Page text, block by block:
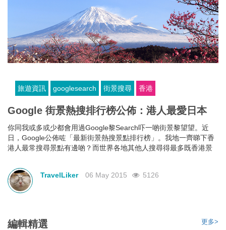
旅遊資訊 googlesearch 街景搜尋 香港
Google 街景熱搜排行榜公佈：港人最愛日本
你同我或多或少都會用過Google黎Search吓一啲街景黎望望。近
日，Google公佈咗「最新街景熱搜景點排行榜」。我地一齊睇下香
港人最常搜尋景點有邊啲？而世界各地其他人搜尋得最多既香港景
Google今次透過佢所提供既地圖街景服務搜尋次數去計算出相關排
名，下面係全球網友最常搜尋既香港景點，排名頭三位分別係長
洲、南丫島及馬灣公園。前兩名都係歐美人士熱門旅遊既地方，而
TravelLiker 06 May 2015 5126
編輯精選 更多>